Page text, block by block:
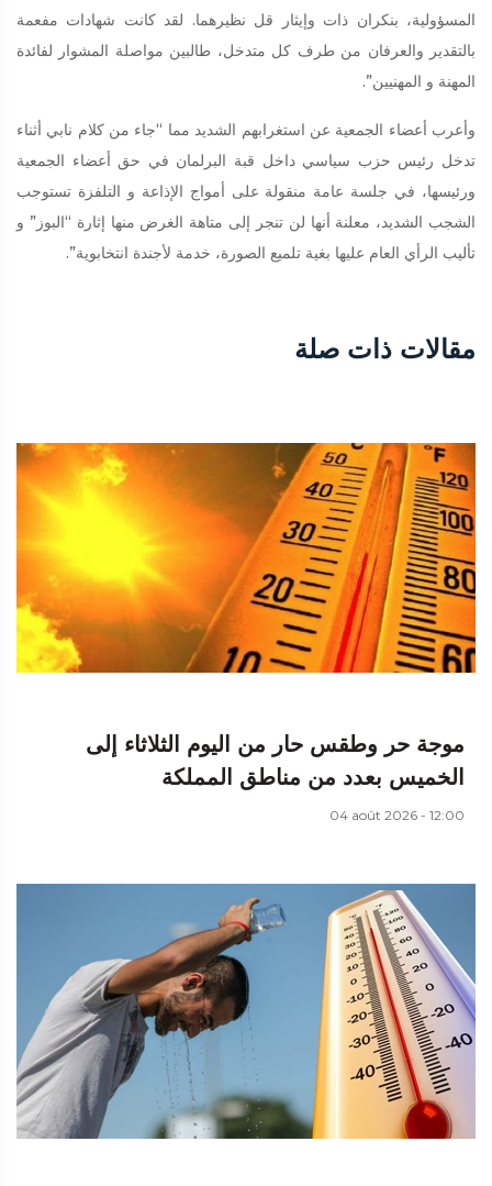
المسؤولية، بنكران ذات وإيثار قل نظيرهما. لقد كانت شهادات مفعمة
بالتقدير والعرفان من طرف كل متدخل، طالبين مواصلة المشوار لفائدة
المهنة و المهنيين”.
وأعرب أعضاء الجمعية عن استغرابهم الشديد مما “جاء من كلام نابي أثناء
تدخل رئيس حزب سياسي داخل قبة البرلمان في حق أعضاء الجمعية
ورئيسها، في جلسة عامة منقولة على أمواج الإذاعة و التلفزة تستوجب
الشجب الشديد، معلنة أنها لن تنجر إلى متاهة الغرض منها إثارة “البوز” و
تأليب الرأي العام عليها بغية تلميع الصورة، خدمة لأجندة انتخابوية”.
مقالات ذات صلة
موجة حر وطقس حار من اليوم الثلاثاء إلى
الخميس بعدد من مناطق المملكة
04 août 2026 - 12:00